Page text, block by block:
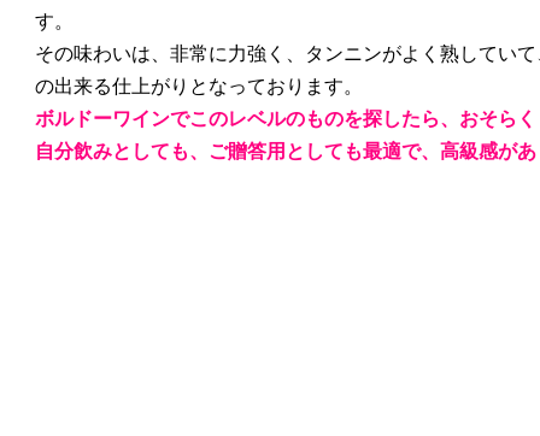
す。
その味わいは、非常に力強く、タンニンがよく熟してい
の出来る仕上がりとなっております。
ボルドーワインでこのレベルのものを探したら、おそら
自分飲みとしても、ご贈答用としても最適で、高級感が